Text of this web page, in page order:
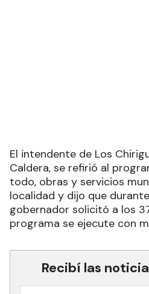
El intendente de Los
Caldera, se refirió al
todo, obras y servicios
localidad y dijo que
gobernador solicitó a los
programa se ejecute con
Recibí las